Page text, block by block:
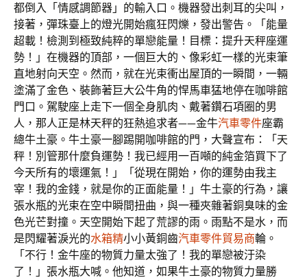
都倒入「情感調節器」的輸入口。機器發出刺耳的尖叫，
接著，彈珠臺上的燈光開始瘋狂閃爍，發出警告。「能量
超載！檢測到極致純粹的單戀能量！目標：提升天秤座運
勢！」在機器的頂部，一個巨大的、像彩虹一樣的光束筆
直地射向天空。然而，就在光束衝出屋頂的一瞬間，一輛
塗滿了金色、裝飾著巨大公牛角的悍馬車猛地停在咖啡館
門口。駕駛座上走下一個全身肌肉、戴著鑽石項圈的男
人，那人正是林天秤的狂熱追求者——金牛汽車零件座霸
總牛土豪。牛土豪一腳踢開咖啡館的門，大聲宣布：「天
秤！別管那什麼負運勢！我已經用一百噸的純金箔買下了
今天所有的壞運氣！」「從現在開始，你的運勢由我主
宰！我的金錢，就是你的正面能量！」牛土豪的行為，讓
張水瓶的光束在空中瞬間扭曲，與一種夾雜著銅臭味的金
色光芒對撞。天空開始下起了荒謬的雨。雨點不是水，而
是閃耀著淚光的水箱精小小黃銅齒汽車零件貿易商輪。
「不行！金牛座的物質力量太強了！我的單戀被汙染
了！」張水瓶大喊。他知道，如果牛土豪的物質力量勝